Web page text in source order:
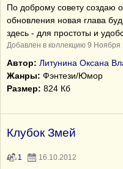
По доброму совету создаю
обновления новая глава
здесь - для простоты и
Добавлен в коллекцию 9 Ноября
Автор: Литунина Оксана
Жанры: Фэнтези/Юмор
Размер: 824 Кб
Клубок Змей
1 16.10.2012